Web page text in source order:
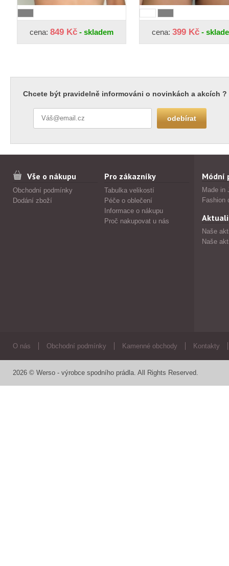
cena: 849 Kč - skladem cena: 399 Kč -
Chcete být pravidelně informováni o novinkách a akcích ?
Vše o nákupu
Obchodní podmínky
Dodání zboží
Pro zákazníky
Tabulka velikostí
Péče o oblečení
Informace o nákupu
Proč nakupovat u nás
Módní
Made in
Fashion
Naše
Naše
O nás Obchodní podmínky Kamenné obchody Kontakty
2026 © Werso - výrobce spodního prádla. All Rights Reserved.